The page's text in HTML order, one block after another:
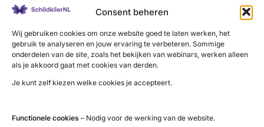
Consent beheren
Wij gebruiken cookies om onze website goed te laten werken, het
gebruik te analyseren en jouw ervaring te verbeteren. Sommige
onderdelen van de site, zoals het bekijken van webinars, werken alleen
als je akkoord gaat met cookies van derden.
Je kunt zelf kiezen welke cookies je accepteert.
Functionele cookies – Nodig voor de werking van de website.